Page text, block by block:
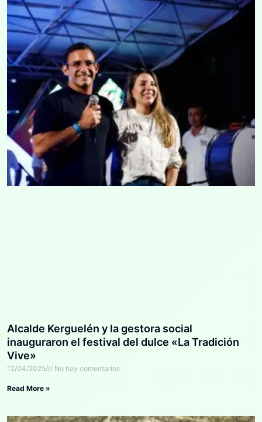
Alcalde Kerguelén y la gestora social
inauguraron el festival del dulce «La Tradición
Vive»
12/04/2025 No hay comentarios
Read More »